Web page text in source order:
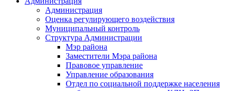
Администрация
Оценка регулирующего воздействия
Муниципальный контроль
Структура Администрации
Мэр района
Заместители Мэра района
Правовое управление
Управление образования
Отдел по социальной поддержке населения